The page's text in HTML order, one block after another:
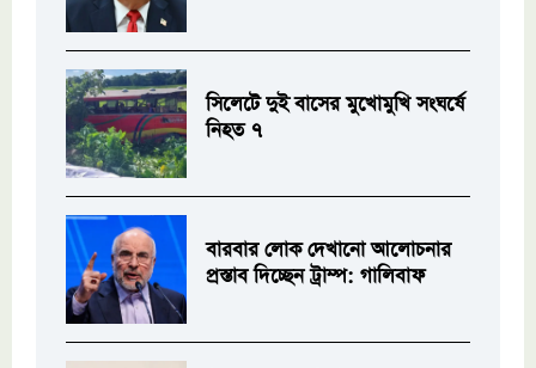
সিলেটে দুই বাসের মুখোমুখি সংঘর্ষে
নিহত ৭
বারবার লোক দেখানো আলোচনার
প্রস্তাব দিচ্ছেন ট্রাম্প: গালিবাফ